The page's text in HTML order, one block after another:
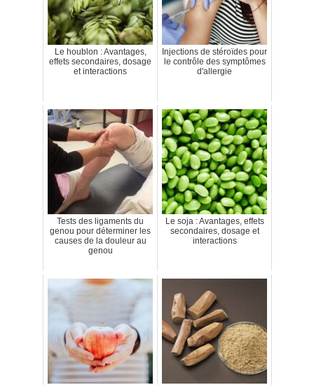
Le houblon : Avantages,
effets secondaires, dosage
et interactions
Injections de stéroïdes pour
le contrôle des symptômes
d'allergie
Tests des ligaments du
genou pour déterminer les
causes de la douleur au
genou
Le soja : Avantages, effets
secondaires, dosage et
interactions